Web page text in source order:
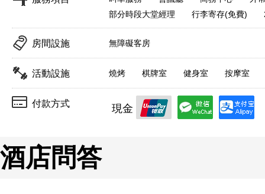
部分時段大堂經理
行李寄存(免費)
房間設施 無障礙客房
活動設施 燒烤 棋牌室 健身室 按摩室
付款方式 現金
酒店問答